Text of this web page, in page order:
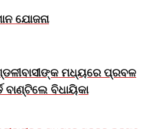
ଯୋଜନା
ମଧ୍ୟରେ ପ୍ରବଳ
ବାଣ୍ଟିଲେ ବିଧାୟିକା